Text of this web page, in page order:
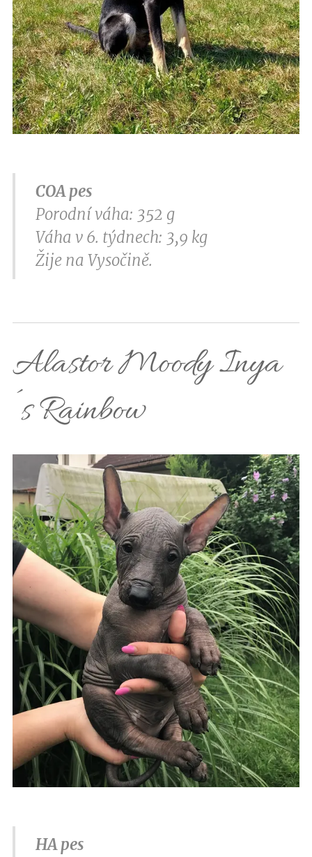
COA pes
Porodní váha: 352 g
Váha v 6. týdnech: 3,9 kg
Žije na Vysočině.
Alastor Moody Inya
´s Rainbow
HA pes